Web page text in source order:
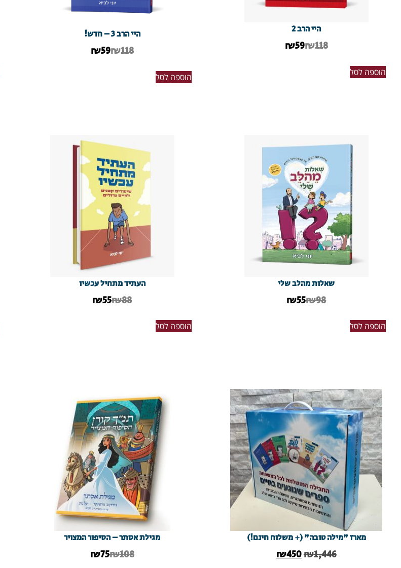
היי הרב 2
₪118
₪59
הוספה לסל
היי הרב 3 – חדש!
₪118
₪59
הוספה לסל
שאלות מהלב שלי
₪98
₪55
הוספה לסל
העתיד מתחיל עכשיו
₪88
₪55
הוספה לסל
מארז "מילה טובה" (+ משלוח חינם!)
₪1,446
₪450
מגילת אסתר – הסיפור המצויר
₪108
₪75